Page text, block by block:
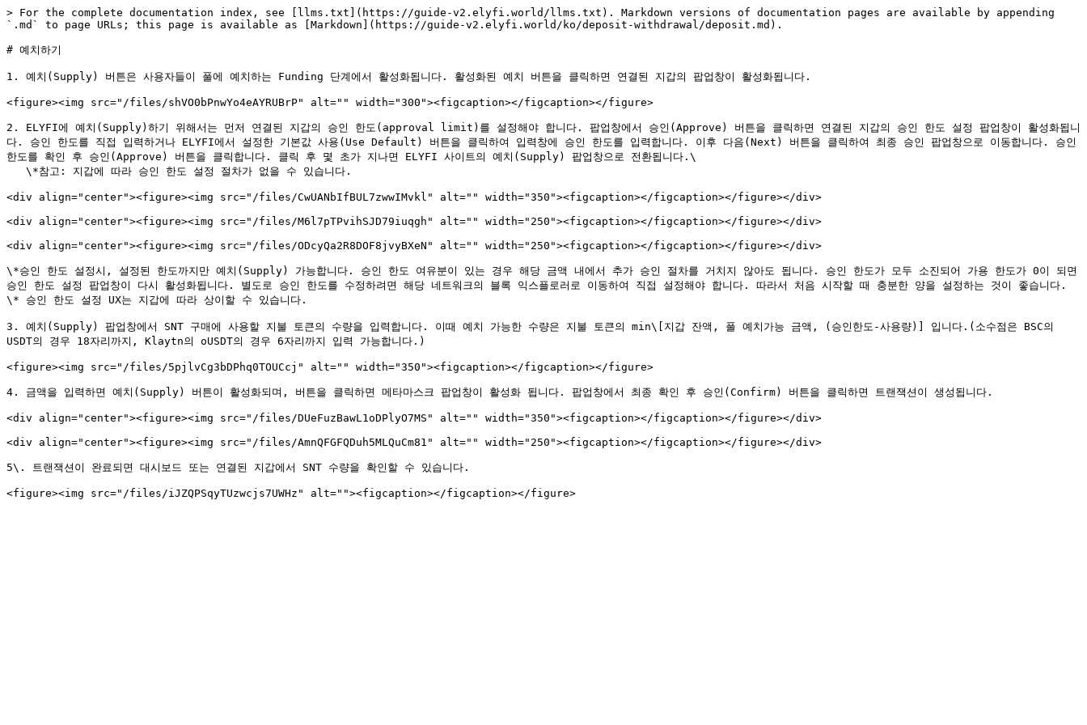
> For the complete documentation index, see [llms.txt](https://guide-v2.elyfi.world/llms.txt). Markdown versions of documentation pages are available by appending
`.md` to page URLs; this page is available as [Markdown](https://guide-v2.elyfi.world/ko/deposit-withdrawal/deposit.md).
# 예치하기
1. 예치(Supply) 버튼은 사용자들이 풀에 예치하는 Funding 단계에서 활성화됩니다. 활성화된 예치 버튼을 클릭하면 연결된 지갑의 팝업창이 활성화됩니다.
<figure><img src="/files/shVO0bPnwYo4eAYRUBrP" alt="" width="300"><figcaption></figcaption></figure>
2. ELYFI에 예치(Supply)하기 위해서는 먼저 연결된 지갑의 승인 한도(approval limit)를 설정해야 합니다. 팝업창에서 승인(Approve) 버튼을 클릭하면 연결된 지갑의 승인 한도 설정 팝업창이 활성화됩니
다. 승인 한도를 직접 입력하거나 ELYFI에서 설정한 기본값 사용(Use Default) 버튼을 클릭하여 입력창에 승인 한도를 입력합니다. 이후 다음(Next) 버튼을 클릭하여 최종 승인 팝업창으로 이동합니다. 승인
한도를 확인 후 승인(Approve) 버튼을 클릭합니다. 클릭 후 몇 초가 지나면 ELYFI 사이트의 예치(Supply) 팝업창으로 전환됩니다.\
<div align="center"><figure><img src="/files/CwUANbIfBUL7zwwIMvkl" alt="" width="350"><figcaption></figcaption></figure></div>
<div align="center"><figure><img src="/files/M6l7pTPvihSJD79iuqgh" alt="" width="250"><figcaption></figcaption></figure></div>
<div align="center"><figure><img src="/files/ODcyQa2R8DOF8jvyBXeN" alt="" width="250"><figcaption></figcaption></figure></div>
\*승인 한도 설정시, 설정된 한도까지만 예치(Supply) 가능합니다. 승인 한도 여유분이 있는 경우 해당 금액 내에서 추가 승인 절차를 거치지 않아도 됩니다. 승인 한도가 모두 소진되어 가용 한도가 0이 되면
승인 한도 설정 팝업창이 다시 활성화됩니다. 별도로 승인 한도를 수정하려면 해당 네트워크의 블록 익스플로러로 이동하여 직접 설정해야 합니다. 따라서 처음 시작할 때 충분한 양을 설정하는 것이 좋습니다.
\* 승인 한도 설정 UX는 지갑에 따라 상이할 수 있습니다.
3. 예치(Supply) 팝업창에서 SNT 구매에 사용할 지불 토큰의 수량을 입력합니다. 이때 예치 가능한 수량은 지불 토큰의 min\[지갑 잔액, 풀 예치가능 금액, (승인한도-사용량)] 입니다.(소수점은 BSC의
USDT의 경우 18자리까지, Klaytn의 oUSDT의 경우 6자리까지 입력 가능합니다.)
<figure><img src="/files/5pjlvCg3bDPhq0TOUCcj" alt="" width="350"><figcaption></figcaption></figure>
4. 금액을 입력하면 예치(Supply) 버튼이 활성화되며, 버튼을 클릭하면 메타마스크 팝업창이 활성화 됩니다. 팝업창에서 최종 확인 후 승인(Confirm) 버튼을 클릭하면 트랜잭션이 생성됩니다.
<div align="center"><figure><img src="/files/DUeFuzBawL1oDPlyO7MS" alt="" width="350"><figcaption></figcaption></figure></div>
<div align="center"><figure><img src="/files/AmnQFGFQDuh5MLQuCm81" alt="" width="250"><figcaption></figcaption></figure></div>
5\. 트랜잭션이 완료되면 대시보드 또는 연결된 지갑에서 SNT 수량을 확인할 수 있습니다.